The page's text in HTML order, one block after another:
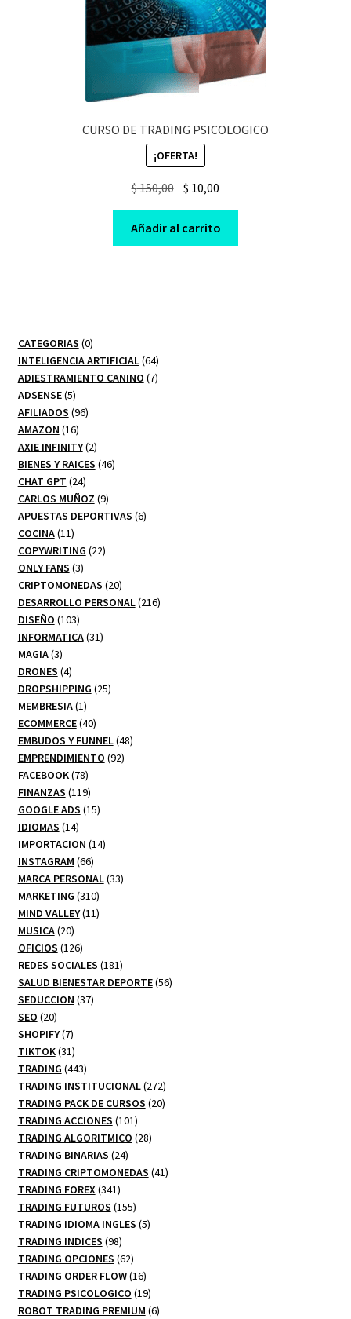
CURSO DE TRADING PSICOLOGICO
¡OFERTA!
$150,00 Original
price
was:
$ 150,00.
$ 10,00
price
is:
$ 10,00.
Añadir al carrito
CATEGORIAS 00
productos
INTELIGENCIA ARTIFICIAL 6464
productos
ADIESTRAMIENTO CANINO 77
ADSENSE 55
productos
AFILIADOS 9696
AMAZON 1616
productos
AXIE INFINITY 22
productos
BIENES Y RAICES 4646
CHAT GPT 2424
productos
CARLOS MUÑOZ 99
productos
APUESTAS DEPORTIVAS 66
COCINA 1111
productos
COPYWRITING 2222
ONLY FANS 33
productos
CRIPTOMONEDAS 2020
productos
DESARROLLO PERSONAL 216216
DISEÑO 103103
productos
INFORMATICA 3131
MAGIA 33
productos
DRONES 44
productos
DROPSHIPPING 2525
MEMBRESIA 11
producto
ECOMMERCE 4040
productos
EMBUDOS Y FUNNEL 4848
EMPRENDIMIENTO 9292
FACEBOOK 7878
productos
FINANZAS 119119
productos
GOOGLE ADS 1515
IDIOMAS 1414
productos
IMPORTACION 1414
INSTAGRAM 6666
productos
MARCA PERSONAL 3333
MARKETING 310310
productos
MIND VALLEY 1111
MUSICA 2020
productos
OFICIOS 126126
productos
REDES SOCIALES 181181
productos
SALUD BIENESTAR DEPORTE 5656
SEDUCCION 3737
SEO 2020
productos
SHOPIFY 77
productos
TIKTOK 3131
productos
TRADING 443443
productos
TRADING INSTITUCIONAL 272272
productos
TRADING PACK DE CURSOS 2020
TRADING ACCIONES 101101
productos
TRADING ALGORITMICO 2828
TRADING BINARIAS 2424
productos
TRADING CRIPTOMONEDAS 4141
TRADING FOREX 341341
productos
TRADING FUTUROS 155155
productos
TRADING IDIOMA INGLES 55
TRADING INDICES 9898
productos
TRADING OPCIONES 6262
productos
TRADING ORDER FLOW 1616
productos
TRADING PSICOLOGICO 1919
productos
ROBOT TRADING PREMIUM 66